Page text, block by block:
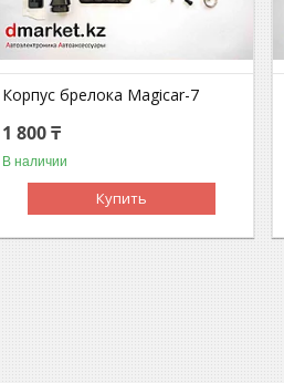
Корпус брелока Magicar-7
1 800 ₸
В наличии
Купить